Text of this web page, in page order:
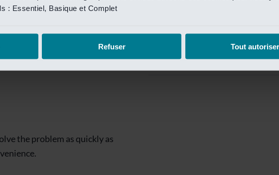
: Essentiel, Basique et Complet
Refuser Tout autoriser
Van Lanschot Kempen Research
is
the problem as quickly as